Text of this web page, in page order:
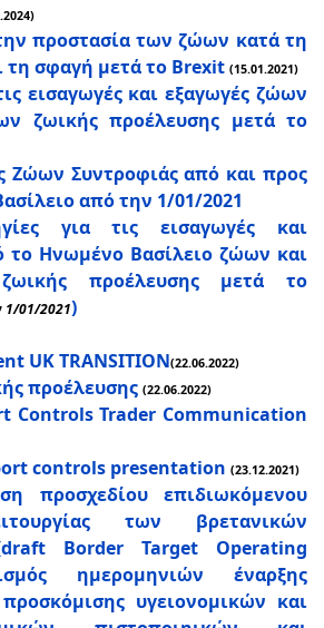
προστασία των ζώων κατά τη
τη σφαγή μετά το Brexit (15.01.2021)
εισαγωγές και εξαγωγές ζώων
ζωικής προέλευσης μετά το
Ζώων Συντροφιάς από και προς
από την 1/01/2021
για τις εισαγωγές και
το Ηνωμένο Βασίλειο ζώων και
προέλευσης μετά το
1/01/2021)
UK TRANSITION(22.06.2022)
προέλευσης (22.06.2022)
Controls Trader Communication
controls presentation (23.12.2021)
προσχεδίου επιδιωκόμενου
των βρετανικών
Border Target Operating
ημερομηνιών έναρξης
υγειονομικών και